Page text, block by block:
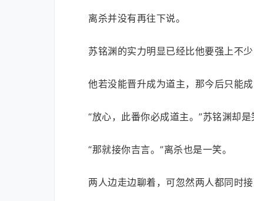
离杀并没有再往下说。
苏铭渊的实力明显已经比他要强上不
他若没能晋升成为道主，那今后只能
“放心，此番你必成道主。”苏铭渊却
“那就接你吉言。”离杀也是一笑。
两人边走边聊着，可忽然两人都同时